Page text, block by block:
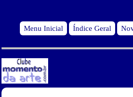
Menu Inicial
Índice Geral